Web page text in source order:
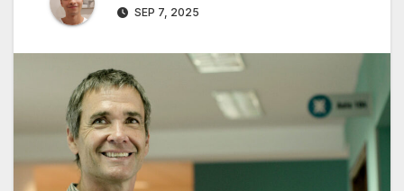
SEP 7, 2025